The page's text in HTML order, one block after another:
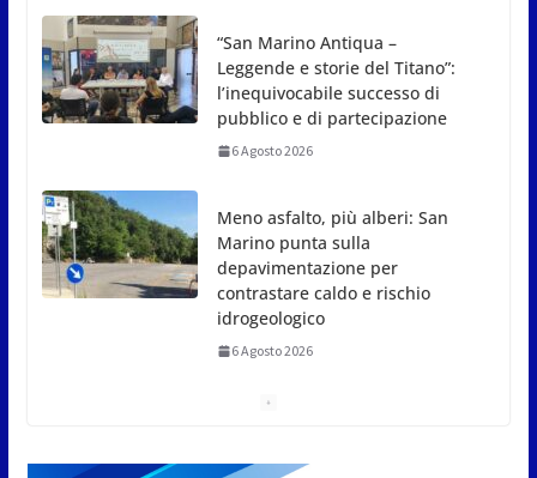
Meno asfalto, più alberi: San
Marino punta sulla
depavimentazione per
contrastare caldo e rischio
idrogeologico
San Marino. USL: l’inferno di Marcinelle diventi
monito e memoria collettiva
6 Agosto 2026